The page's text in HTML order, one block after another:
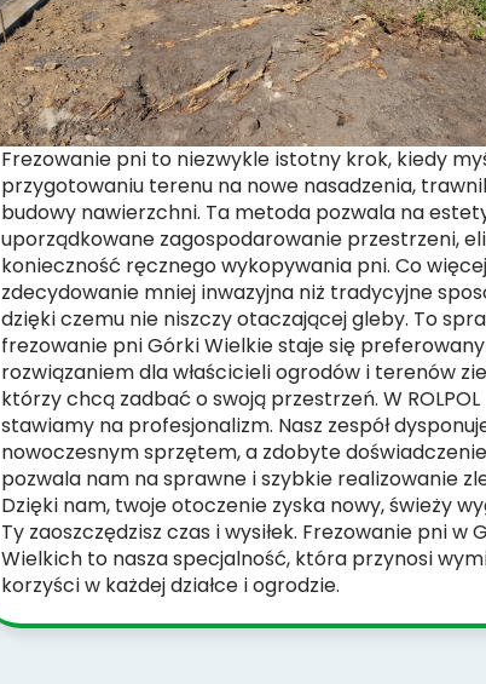
Frezowanie pni to niezwykle istotny krok, kiedy
przygotowaniu terenu na nowe nasadzenia,
budowy nawierzchni. Ta metoda pozwala na
uporządkowane zagospodarowanie przestrzeni,
konieczność ręcznego wykopywania pni. Co
zdecydowanie mniej inwazyjna niż tradycyjne
dzięki czemu nie niszczy otaczającej gleby. To
frezowanie pni Górki Wielkie staje się
rozwiązaniem dla właścicieli ogrodów i terenów
którzy chcą zadbać o swoją przestrzeń. W ROLPOL
stawiamy na profesjonalizm. Nasz zespół
nowoczesnym sprzętem, a zdobyte doświadczenie
pozwala nam na sprawne i szybkie realizowanie
Dzięki nam, twoje otoczenie zyska nowy, świeży
Ty zaoszczędzisz czas i wysiłek. Frezowanie pni w
Wielkich to nasza specjalność, która przynosi
korzyści w każdej działce i ogrodzie.